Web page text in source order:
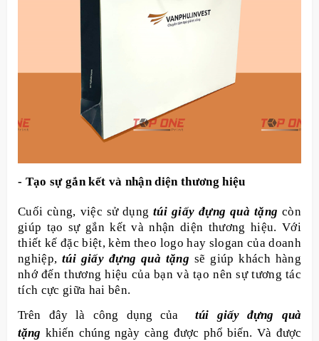
- Tạo sự gắn kết và nhận diện thương hiệu
Cuối cùng, việc sử dụngtúi giấy đựng quà tặng còn
giúp tạo sự gắn kết và nhận diện thương hiệu. Với
thiết kế đặc biệt, kèm theo logo hay slogan của doanh
nghiệp,túi giấy đựng quà tặng sẽ giúp khách hàng
nhớ đến thương hiệu của bạn và tạo nên sự tương tác
tích cực giữa hai bên.
Trên đây là công dụng của
túi giấy đựng quà
tặng khiến chúng ngày càng được phổ biến. Và được